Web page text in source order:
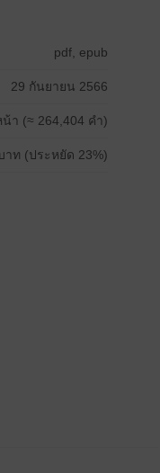
pdf, epub
29 กันยายน 2566
า (≈ 264,404 คำ)
าท (ประหยัด 23%)